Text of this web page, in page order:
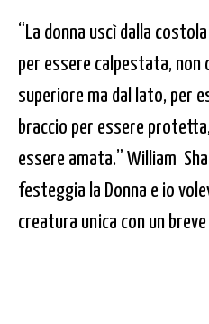
“La donna uscì dalla
per essere calpestata,
superiore ma dal lato, per
braccio per essere
essere amata.” William
festeggia la Donna e io
creatura unica con un